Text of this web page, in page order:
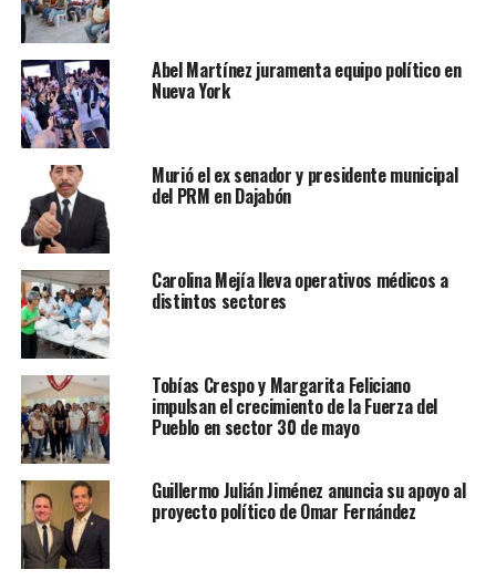
Abel Martínez juramenta equipo político en
Nueva York
Murió el ex senador y presidente municipal
del PRM en Dajabón
Carolina Mejía lleva operativos médicos a
distintos sectores
Tobías Crespo y Margarita Feliciano
impulsan el crecimiento de la Fuerza del
Pueblo en sector 30 de mayo
Guillermo Julián Jiménez anuncia su apoyo al
proyecto político de Omar Fernández